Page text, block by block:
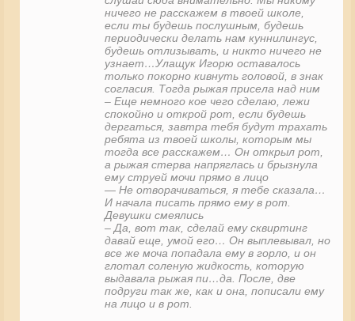
ничего не расскажем в твоей школе,
если ты будешь послушным, будешь
периодически делать нам куннилингус,
будешь отлизывать, и никто ничего не
узнает…Улащук Игорю оставалось
только покорно кивнуть головой, в знак
согласия. Тогда рыжая присела над ним
– Еще немного кое чего сделаю, лежи
спокойно и открой рот, если будешь
дергаться, завтра тебя будут трахать
ребята из твоей школы, которым мы
тогда все расскажем… Он открыл рот,
а рыжая стерва напряглась и брызнула
ему струей мочи прямо в лицо
— Не отворачиваться, я тебе сказала…
И начала писать прямо ему в рот.
Девушки смеялись
– Да, вот так, сделай ему сквиртинг
давай еще, умой его… Он выплевывал, но
все же моча попадала ему в горло, и он
глотал соленую жидкость, которую
выдавала рыжая пи…да. После, две
подруги так же, как и она, пописали ему
на лицо и в рот.